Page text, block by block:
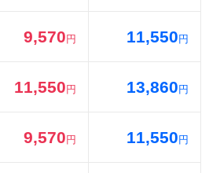
9,570円 11,550円
11,550円 13,860円
9,570円 11,550円